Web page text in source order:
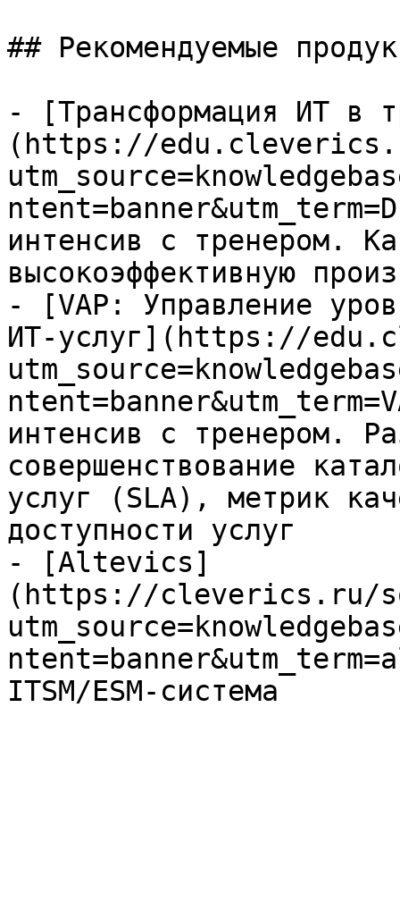
## Рекомендуемые
- [Трансформация ИТ в
(https://
интенсив с тренером.
высокоэффективную
- [VAP: Управление
ИТ-услуг](https://
интенсив с тренером.
совершенствование
услуг (SLA), метрик
доступности услуг
- [Altevics]
(https://cleverics.ru/
ITSM/ESM-система